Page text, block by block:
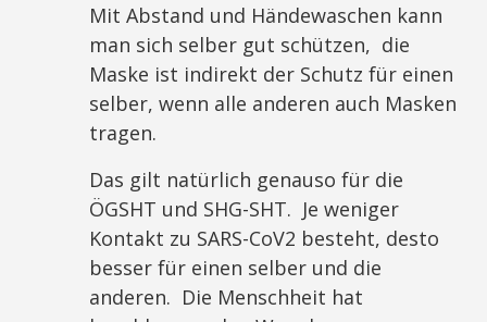
Mit Abstand und Händewaschen kann
man sich selber gut schützen, die
Maske ist indirekt der Schutz für einen
selber, wenn alle anderen auch Masken
tragen.
Das gilt natürlich genauso für die
ÖGSHT und SHG-SHT. Je weniger
Kontakt zu SARS-CoV2 besteht, desto
besser für einen selber und die
anderen. Die Menschheit hat